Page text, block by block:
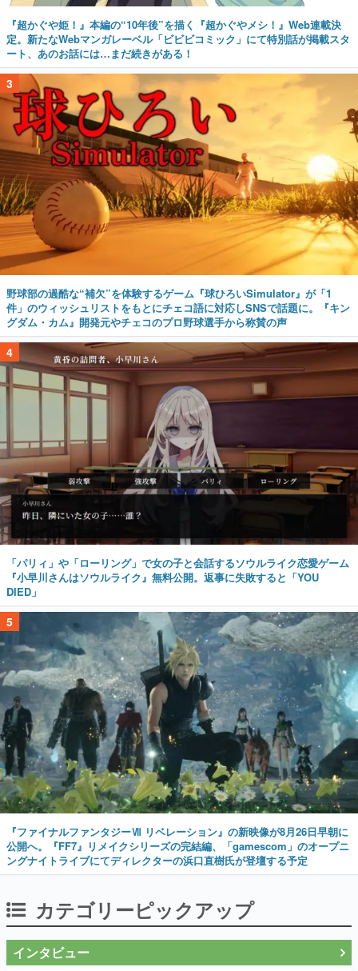
『超かぐや姫！』本編の“10年後”を描く『超かぐやメシ！』Web連載決
定。新たなWebマンガレーベル「ビビビコミック」にて特別話が掲載スタ
ート、あのお話には…まだ続きがある！
3
野球部の過酷な“補欠”を体験するゲーム『球ひろいSimulator』が「1
件」のウィッシュリストをもとにチェコ語に対応しSNSで話題に。『キン
グダム・カム』開発元やチェコのプロ野球選手から称賛の声
4
「パリィ」や「ローリング」で女の子と会話するソウルライク恋愛ゲーム
『小早川さんはソウルライク』無料公開。返事に失敗すると「YOU
DIED」
5
『ファイナルファンタジーⅦ リベレーション』の新映像が8月26日早朝に
公開へ。『FF7』リメイクシリーズの完結編、「gamescom」のオープニ
ングナイトライブにてディレクターの浜口直樹氏が登壇する予定
カテゴリーピックアップ
インタビュー